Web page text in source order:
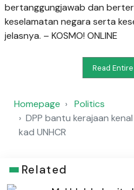
bertanggungjawab dan
keselamatan negara serta
jelasnya. – KOSMO! ONLINE
Read
Homepage
Politics
DPP bantu kerajaan
kad UNHCR
Related